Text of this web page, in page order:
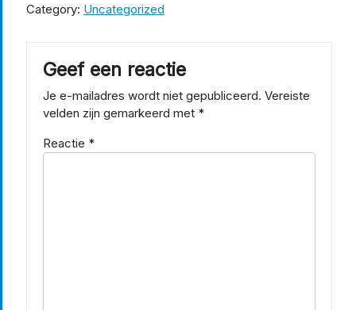
Category: Uncategorized
Geef een reactie
Je e-mailadres wordt niet gepubliceerd. Vereiste
velden zijn gemarkeerd met *
Reactie *